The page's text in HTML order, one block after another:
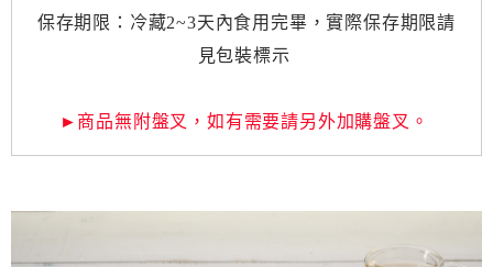
保存期限：冷藏2~3天內食用完畢，實際保存期限請
見包裝標示
►商品無附盤叉，如有需要請另外加購盤叉。